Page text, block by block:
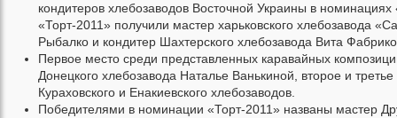
кондитеров хлебозаводов Восточной Украины в
«Торт-2011» получили мастер харьковского хлебозавода
Рыбалко и кондитер Шахтерского хлебозавода Вита
Первое место среди представленных каравайных
Донецкого хлебозавода Наталье Ванькиной, второе и
Кураховского и Енакиевского хлебозаводов.
Победителями в номинации «Торт-2011» названы мастер